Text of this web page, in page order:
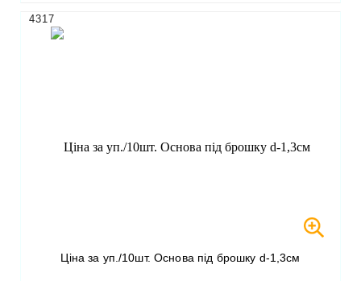
Ціна за уп./10шт. Основа під брошку d-1,3см
4317